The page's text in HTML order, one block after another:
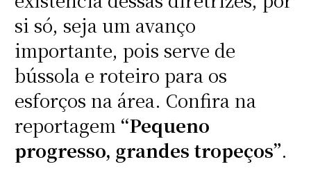
si só, seja um avanço
importante, pois serve de
bússola e roteiro para os
esforços na área. Confira na
reportagem “Pequeno
progresso, grandes tropeços”.